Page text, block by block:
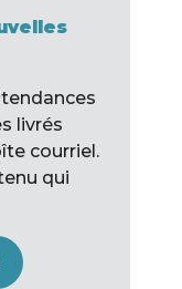
livrés
courriel.
qui